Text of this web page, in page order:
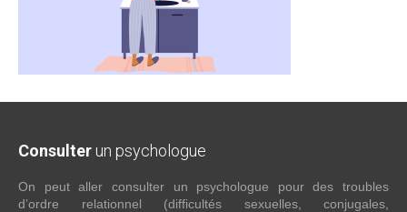
Consulter un psychologue
On peut aller consulter un psychologue pour des troubles
d’ordre relationnel (difficultés sexuelles, conjugales,